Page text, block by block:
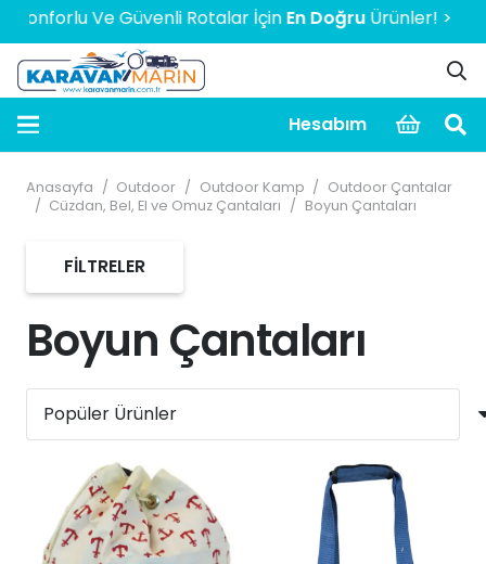
Ve Güvenli Rotalar İçinEn DoğruÜrünler! > > > > >
Hesabım
Anasayfa / Outdoor / Outdoor Kamp / Outdoor Çantalar
/ Cüzdan, Bel, El ve Omuz Çantaları / Boyun Çantaları
Boyun Çantaları
FILTRELER